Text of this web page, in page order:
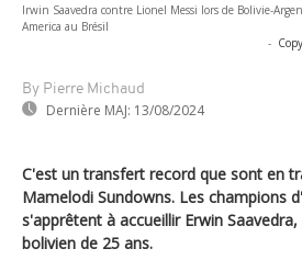
Irwin Saavedra contre Lionel Messi lors de Bolivie-
America au Brésil
-
By Pierre Michaud
Dernière MAJ: 13/08/2024
C'est un transfert record que sont en
Mamelodi Sundowns. Les champions
s'apprêtent à accueillir Erwin
bolivien de 25 ans.